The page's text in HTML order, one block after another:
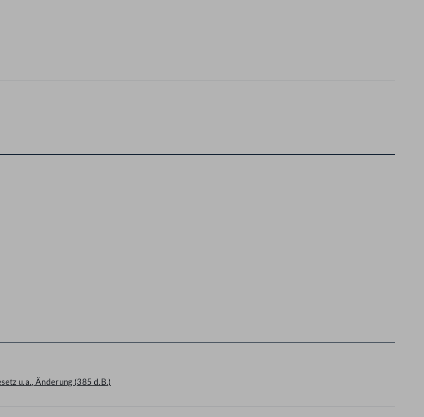
u.a., Änderung (385 d.B.)